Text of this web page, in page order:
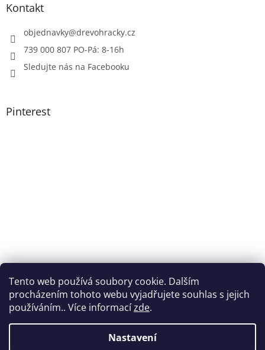
Tento web používá soubory cookie. Dalším
procházením tohoto webu vyjadřujete souhlas s jejich
používáním.. Více informacízde.
Nastavení
Kontakt
objednavky@drevohracky.cz
739 000 807 PO-Pá: 8-16h
Sledujte nás na Facebooku
Pinterest
Vytvořil Shoptet